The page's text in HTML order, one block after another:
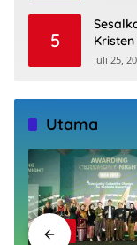
5
Jalur
Juli 25,
Utama
Utama